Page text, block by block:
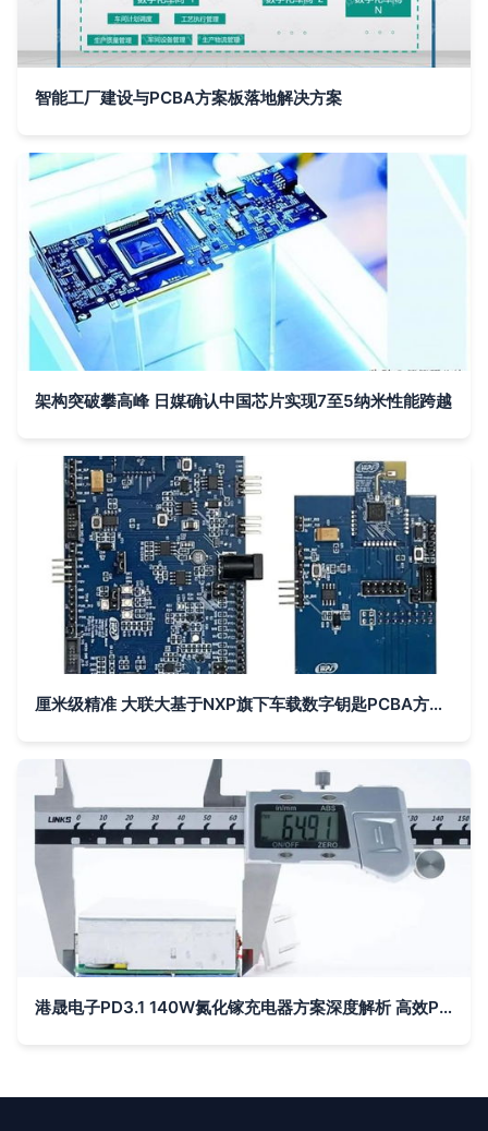
智能工厂建设与PCBA方案板落地解决方案
架构突破攀高峰 日媒确认中国芯片实现7至5纳米性能跨越
厘米级精准 大联大基于NXP旗下车载数字钥匙PCBA方案板详解
港晟电子PD3.1 140W氮化镓充电器方案深度解析 高效PCBA设计引领快充新高度